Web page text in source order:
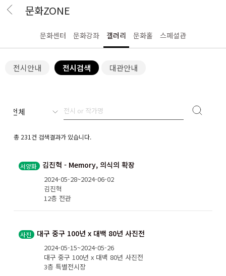
문화ZONE
문화센터 문화강좌 갤러리 문화홀 스페셜관
전시안내 전시검색 대관안내
총 231건 검색결과가 있습니다.
서양화 김진혁 - Memory, 의식의 확장
2024-05-28~2024-06-02
김진혁
12층 전관
사진 대구 중구 100년 x 대백 80년 사진전
2024-05-15~2024-05-26
대구 중구 100년 x 대백 80년 사진전
3층 특별전시장